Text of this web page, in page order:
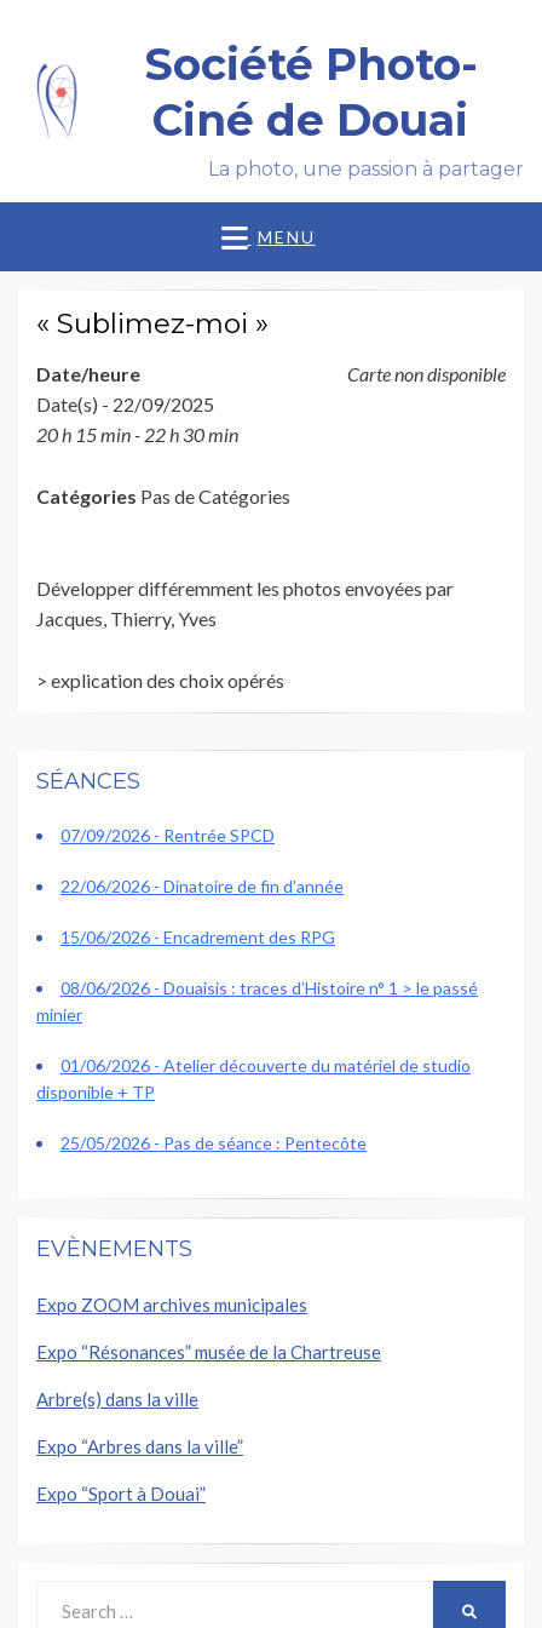
Société Photo-
Ciné de Douai
La photo, une passion à partager
MENU
« Sublimez-moi »
Carte non disponible
Date/heure
Date(s) - 22/09/2025
20 h 15 min - 22 h 30 min
Catégories Pas de Catégories
Développer différemment les photos envoyées par
Jacques, Thierry, Yves
> explication des choix opérés
SÉANCES
07/09/2026 - Rentrée SPCD
22/06/2026 - Dinatoire de fin d’année
15/06/2026 - Encadrement des RPG
08/06/2026 - Douaisis : traces d’Histoire n° 1 > le passé
minier
01/06/2026 - Atelier découverte du matériel de studio
disponible + TP
25/05/2026 - Pas de séance : Pentecôte
EVÈNEMENTS
Expo ZOOM archives municipales
Expo “Résonances” musée de la Chartreuse
Arbre(s) dans la ville
Expo “Arbres dans la ville”
Expo “Sport à Douai”